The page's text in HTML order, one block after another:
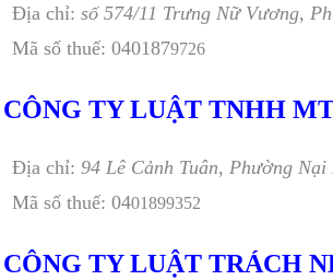
Địa chỉ: số 574/11 Trưng Nữ Vương,
Mã số thuế: 0401879726
CÔNG TY LUẬT TNHH
Địa chỉ: 94 Lê Cảnh Tuân, Phường
Mã số thuế: 0401899352
CÔNG TY LUẬT TRÁCH